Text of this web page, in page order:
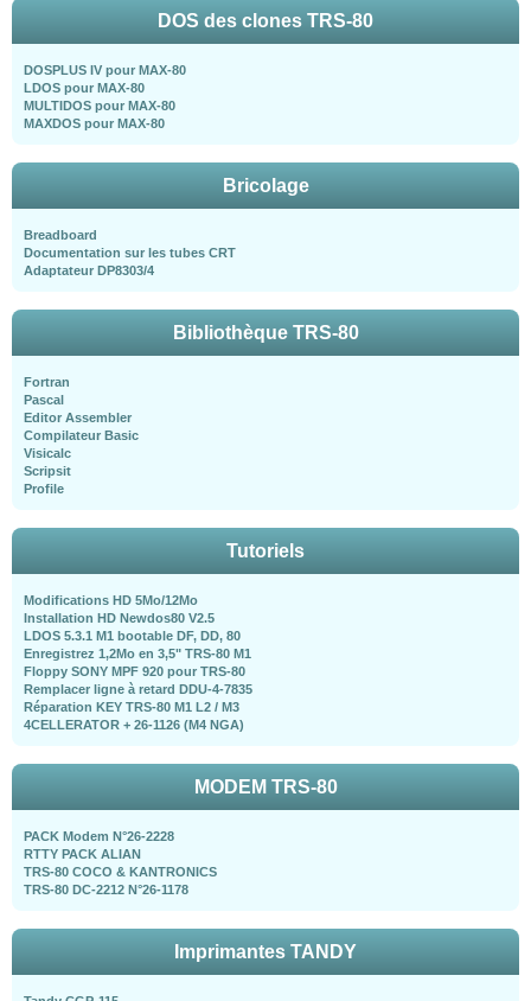
DOS des clones TRS-80
DOSPLUS IV pour MAX-80
LDOS pour MAX-80
MULTIDOS pour MAX-80
MAXDOS pour MAX-80
Bricolage
Breadboard
Documentation sur les tubes CRT
Adaptateur DP8303/4
Bibliothèque TRS-80
Fortran
Pascal
Editor Assembler
Compilateur Basic
Visicalc
Scripsit
Profile
Tutoriels
Modifications HD 5Mo/12Mo
Installation HD Newdos80 V2.5
LDOS 5.3.1 M1 bootable DF, DD, 80
Enregistrez 1,2Mo en 3,5" TRS-80 M1
Floppy SONY MPF 920 pour TRS-80
Remplacer ligne à retard DDU-4-7835
Réparation KEY TRS-80 M1 L2 / M3
4CELLERATOR + 26-1126 (M4 NGA)
MODEM TRS-80
PACK Modem N°26-2228
RTTY PACK ALIAN
TRS-80 COCO & KANTRONICS
TRS-80 DC-2212 N°26-1178
Imprimantes TANDY